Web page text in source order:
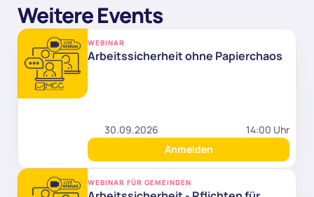
Weitere Events
WEBINAR
Arbeitssicherheit ohne Papierchaos
30.09.2026
14:00 Uhr
Anmelden
WEBINAR FÜR GEMEINDEN